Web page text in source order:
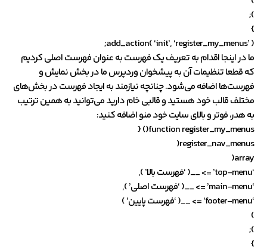
);
}
add_action( ‘init’, ‘register_my_menus’ );
ما در اینجا اقدام به تعریف یک فهرست به عنوان فهرست اصلی کردیم
که قطعا تنظیمات آن به پیشخوان وردپرس ما در بخش نمایش و
فهرست‌ها اضافه می‌شود. چنانچه نیازمند به ایجاد فهرست در بخش‌های
مختلف قالب خود هستید و قالبی خام دارید می‌توانید به همین ترتیب
به هدر، فوتر و بالای سایت خود منو اضافه کنید:
function register_my_menus() {
register_nav_menus(
array(
‘top-menu’ => __( ‘فهرست بالا’ ),
‘main-menu’ => __( ‘فهرست اصلی’ ),
‘footer-menu’ => __( ‘فهرست پایین’ )
)
);
}